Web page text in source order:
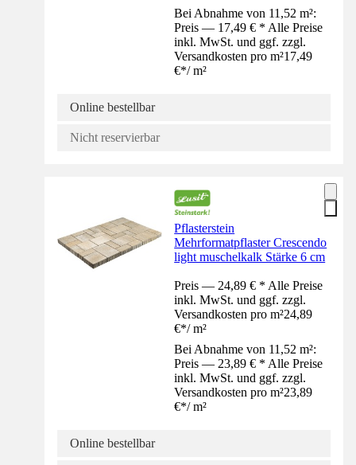
Bei Abnahme von 11,52 m²:
Preis — 17,49 € * Alle Preise
inkl. MwSt. und ggf. zzgl.
Versandkosten pro m²17,49
€*/ m²
Online bestellbar
Nicht reservierbar
Pflasterstein
Mehrformatpflaster Crescendo
light muschelkalk Stärke 6 cm
Preis — 24,89 € * Alle Preise
inkl. MwSt. und ggf. zzgl.
Versandkosten pro m²24,89
€*/ m²
Bei Abnahme von 11,52 m²:
Preis — 23,89 € * Alle Preise
inkl. MwSt. und ggf. zzgl.
Versandkosten pro m²23,89
€*/ m²
Online bestellbar